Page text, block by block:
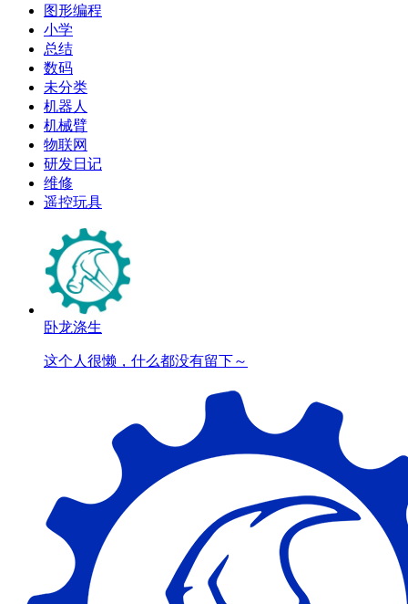
图形编程
小学
总结
数码
未分类
机器人
机械臂
物联网
研发日记
维修
遥控玩具
卧龙涤生
这个人很懒，什么都没有留下～